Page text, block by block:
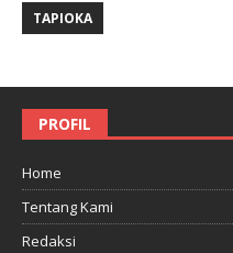
TAPIOKA
PROFIL
Home
Tentang Kami
Redaksi